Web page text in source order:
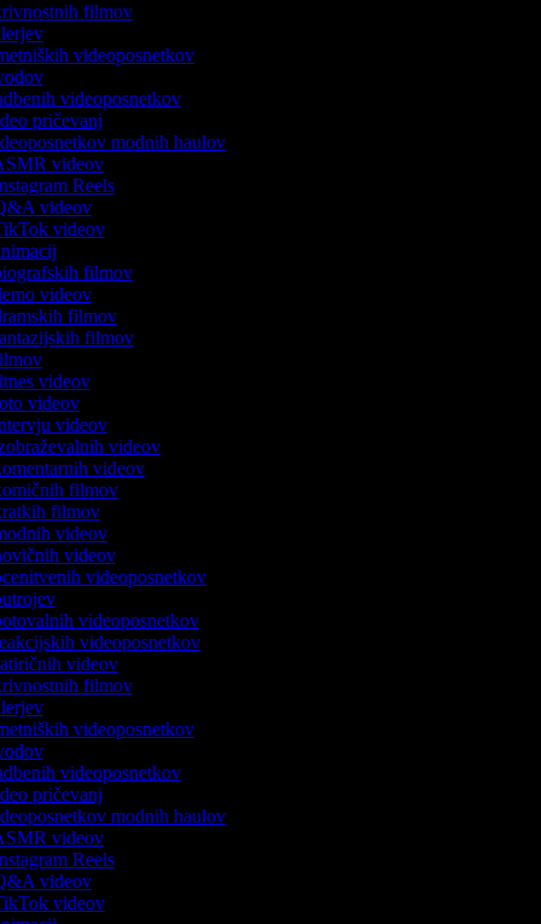
filmov
videoposnetkov
videoposnetkov
pričevanj
modnih haulov
videov
Reels
videov
videov
filmov
videov
filmov
filmov
videov
videov
videov
videov
videov
filmov
filmov
videov
videov
videoposnetkov
videoposnetkov
videoposnetkov
videov
filmov
videoposnetkov
videoposnetkov
pričevanj
modnih haulov
videov
Reels
videov
videov